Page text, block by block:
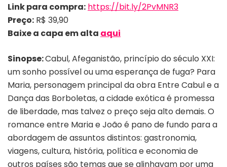
Link para compra: https://bit.ly/2PvMNR3
Preço: R$ 39,90
Baixe a capa em alta aqui
Sinopse:Cabul, Afeganistão, princípio do século XXI:
um sonho possível ou uma esperança de fuga? Para
Maria, personagem principal da obra Entre Cabul e a
Dança das Borboletas, a cidade exótica é promessa
de liberdade, mas talvez o preço seja alto demais. O
romance entre Maria e João é pano de fundo para a
abordagem de assuntos distintos: gastronomia,
viagens, cultura, história, política e economia de
outros países são temas que se alinhavam por uma